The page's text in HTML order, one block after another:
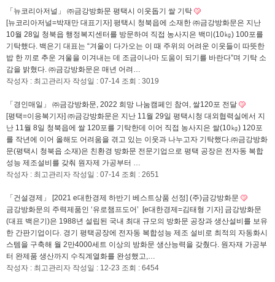
「뉴코리아저널」 ㈜금강방화문 평택시 이웃돕기 쌀 기탁
[뉴코리아저널=박재만 대표기자] 평택시 청북읍에 소재한 ㈜금강방화문은 지난
10월 28일 청북읍 행정복지센터를 방문하여 직접 농사지은 백미(10㎏) 100포를
기탁했다. 백은기 대표는 “겨울이 다가오는 이 때 주위의 어려운 이웃들이 따뜻한
밥 한 끼로 추운 겨울을 이겨내는 데 조금이나마 도움이 되기를 바란다”며 기탁 소
감을 밝혔다. ㈜금강방화문은 매년 어려…
작성자 : 최고관리자 작성일 : 07-14 조회 : 3019
「경인매일」 ㈜금강방화문, 2022 희망 나눔캠페인 참여, 쌀120포 전달
[평택=이응복기자] ㈜금강방화문은 지난 11월 29일 평택시청 대외협력실에서 지
난 11월 8일 청북읍에 쌀 120포를 기탁한데 이어 직접 농사지은 쌀(10㎏) 120포
를 작년에 이어 올해도 어려움을 겪고 있는 이웃과 나누고자 기탁했다.㈜금강방화
문(평택시 청북읍 소재)은 친환경 방화문 전문기업으로 평택 공장은 전자동 복합
성능 제조설비를 갖춰 원자제 가공부터 …
작성자 : 최고관리자 작성일 : 07-14 조회 : 2651
「건설경제」 [2021 e대한경제 하반기 베스트상품 선정] (주)금강방화문
금강방화문의 주력제품인 ‘유로챔프도어’ [e대한경제=김태형 기자] 금강방화문
(대표 백은기)은 1988년 설립된 국내 최대 규모의 방화문 공장과 생산설비를 보유
한 간판기업이다. 경기 평택공장에 전자동 복합성능 제조 설비로 최적의 자동화시
스템을 구축해 월 2만4000세트 이상의 방화문 생산능력을 갖췄다. 원자재 가공부
터 완제품 생산까지 수직계열화를 완성했고,…
작성자 : 최고관리자 작성일 : 12-23 조회 : 6454